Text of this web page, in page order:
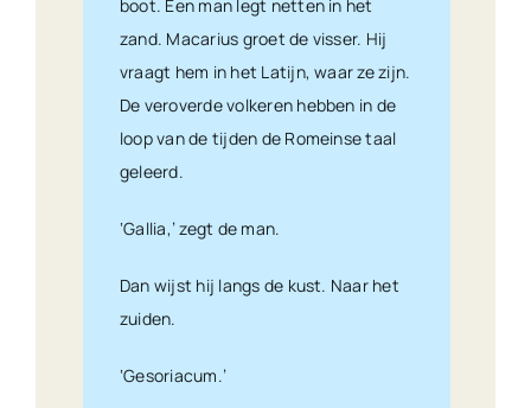
boot. Een man legt netten in het
zand. Macarius groet de visser. Hij
vraagt hem in het Latijn, waar ze zijn.
De veroverde volkeren hebben in de
loop van de tijden de Romeinse taal
geleerd.
‘Gallia,’ zegt de man.
Dan wijst hij langs de kust. Naar het
zuiden.
‘Gesoriacum.’